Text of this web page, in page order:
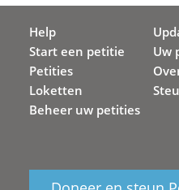
Help
Start een petitie
Petities
Loketten
Beheer uw petities
Uw